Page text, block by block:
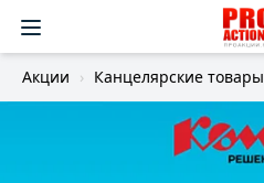
Акции Канцелярские товары